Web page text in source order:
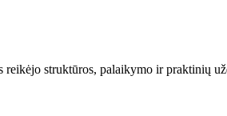
struktūros, palaikymo ir praktinių